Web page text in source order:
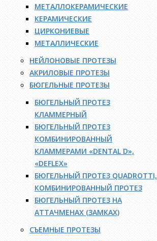
МЕТАЛЛОКЕРАМИЧЕСКИЕ
КЕРАМИЧЕСКИЕ
ЦИРКОНИЕВЫЕ
МЕТАЛЛИЧЕСКИЕ
НЕЙЛОНОВЫЕ ПРОТЕЗЫ
АКРИЛОВЫЕ ПРОТЕЗЫ
БЮГЕЛЬНЫЕ ПРОТЕЗЫ
БЮГЕЛЬНЫЙ ПРОТЕЗ
КЛАММЕРНЫЙ
БЮГЕЛЬНЫЙ ПРОТЕЗ
КОМБИНИРОВАННЫЙ
КЛАММЕРАМИ «DENTAL D»,
«DEFLEX»
БЮГЕЛЬНЫЙ ПРОТЕЗ QUADROTTI,
КОМБИНИРОВАННЫЙ ПРОТЕЗ
БЮГЕЛЬНЫЙ ПРОТЕЗ НА
АТТАЧМЕНАХ (ЗАМКАХ)
СЪЕМНЫЕ ПРОТЕЗЫ